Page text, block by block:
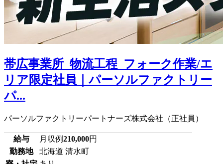
帯広事業所_物流工程_フォーク作業/エ
リア限定社員｜パーソルファクトリー
パ...
パーソルファクトリーパートナーズ株式会社（正社員）
給与 月収例210,000円
勤務地
北海道 清水町